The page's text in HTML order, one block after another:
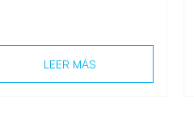
LEER MÁS